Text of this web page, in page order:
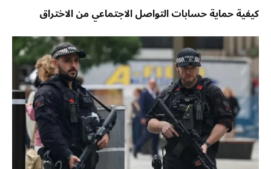
كيفية حماية حسابات التواصل الاجتماعي من الاختراق